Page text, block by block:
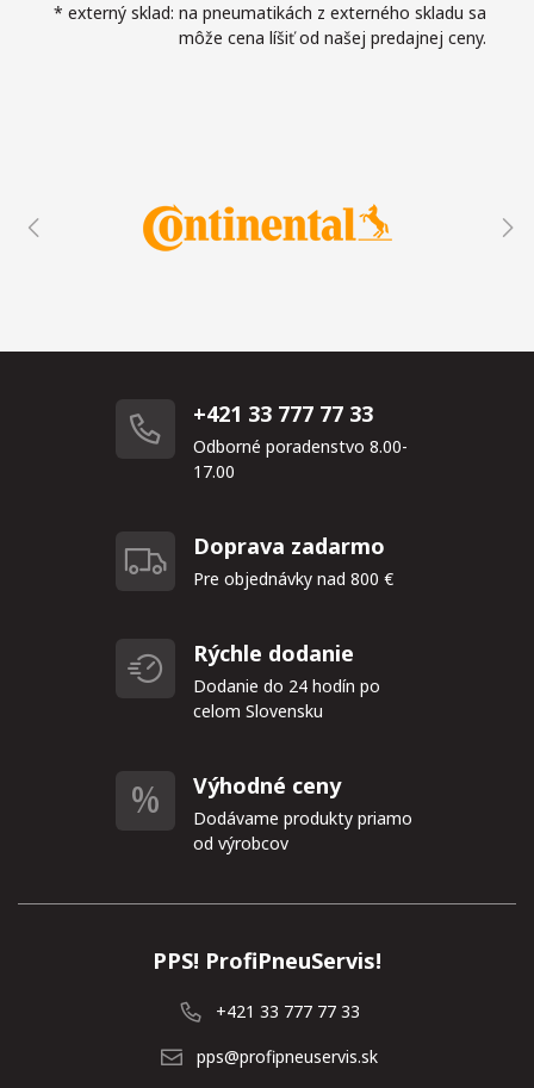
* externý sklad: na pneumatikách z externého skladu sa
môže cena líšiť od našej predajnej ceny.
+421 33 777 77 33
Odborné poradenstvo 8.00-
17.00
Doprava zadarmo
Pre objednávky nad 800 €
Rýchle dodanie
Dodanie do 24 hodín po
celom Slovensku
Výhodné ceny
Dodávame produkty priamo
od výrobcov
PPS! ProfiPneuServis!
+421 33 777 77 33
pps@profipneuservis.sk